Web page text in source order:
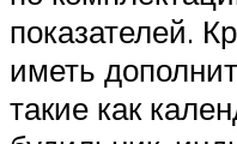
показателей.
иметь
такие как